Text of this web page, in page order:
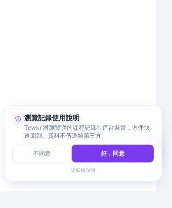
瀏覽記錄使用說明
Tewkr 將瀏覽過的課程記錄在這台裝置，方便快
速回到。資料不傳送給第三方。
不同意 好，同意
隱私權說明